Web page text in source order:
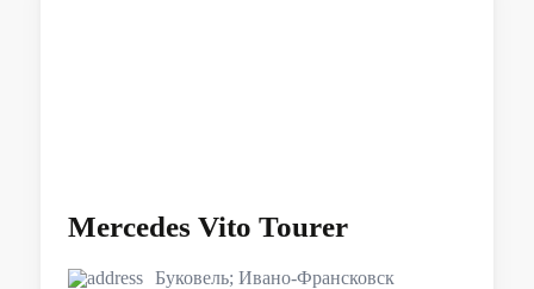
Mercedes Vito Tourer
Буковель; Ивано-Франсковск